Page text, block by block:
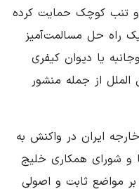
و تنب کوچک حمایت کرده
راه حل مسالمت‌آمیز
یا دیوان کیفری
از جمله منشور
ایران در واکنش به
و شورای همکاری خلیج
مواضع ثابت و اصولی